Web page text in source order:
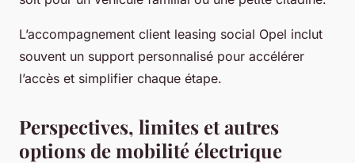
L’accompagnement client leasing social Opel inclut
souvent un support personnalisé pour accélérer
l’accès et simplifier chaque étape.
Perspectives, limites et autres
options de mobilité électrique